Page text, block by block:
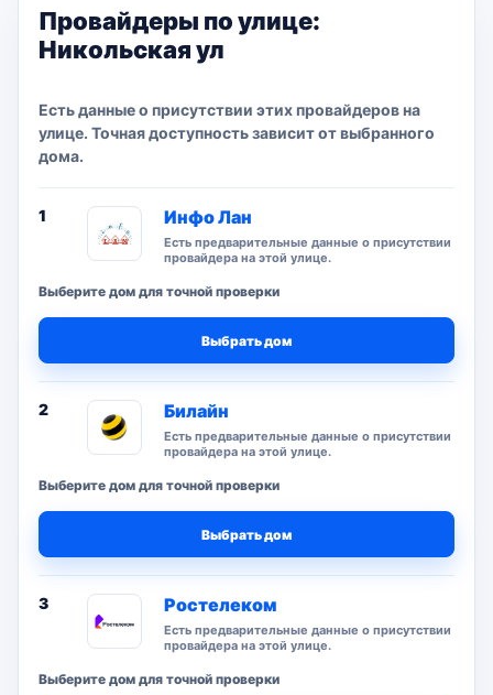
Провайдеры по улице:
Никольская ул
Есть данные о присутствии этих провайдеров на
улице. Точная доступность зависит от выбранного
дома.
1 Инфо Лан
Есть предварительные данные о присутствии
провайдера на этой улице.
Выберите дом для точной проверки
Выбрать дом
2 Билайн
Есть предварительные данные о присутствии
провайдера на этой улице.
Выберите дом для точной проверки
Выбрать дом
3 Ростелеком
Есть предварительные данные о присутствии
провайдера на этой улице.
Выберите дом для точной проверки